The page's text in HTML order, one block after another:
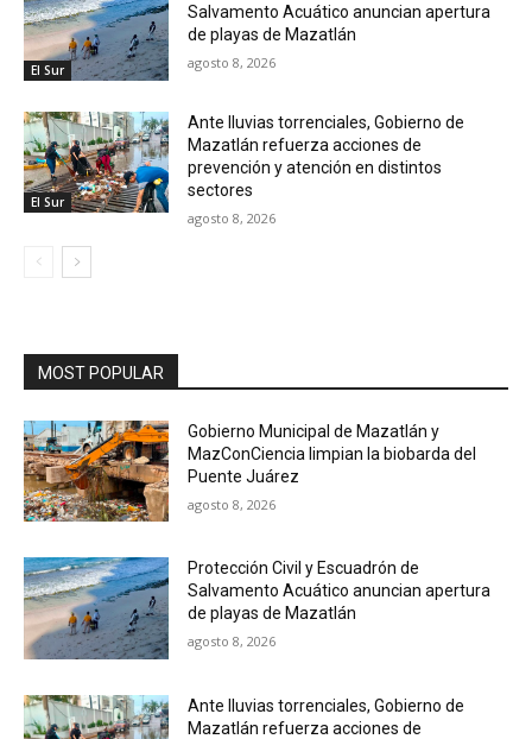
El Sur
Salvamento Acuático anuncian apertura
de playas de Mazatlán
agosto 8, 2026
El Sur
Ante lluvias torrenciales, Gobierno de
Mazatlán refuerza acciones de
prevención y atención en distintos
sectores
agosto 8, 2026
MOST POPULAR
Gobierno Municipal de Mazatlán y
MazConCiencia limpian la biobarda del
Puente Juárez
agosto 8, 2026
Protección Civil y Escuadrón de
Salvamento Acuático anuncian apertura
de playas de Mazatlán
agosto 8, 2026
Ante lluvias torrenciales, Gobierno de
Mazatlán refuerza acciones de